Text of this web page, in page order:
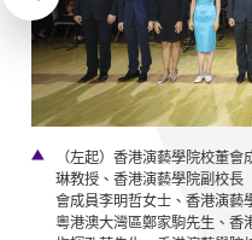
（左起）香港演藝學院校董
琳教授、香港演藝學院副校長
會成員李明哲女士、香港演藝
粵港澳大灣區鄭家駒先生、香